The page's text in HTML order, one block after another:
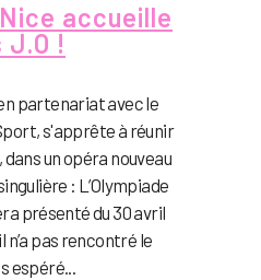
accueille
J.O !
partenariat avec le
s'apprête à réunir
un opéra nouveau
: L’Olympiade
présenté du 30 avril
n’a pas rencontré le
espéré...